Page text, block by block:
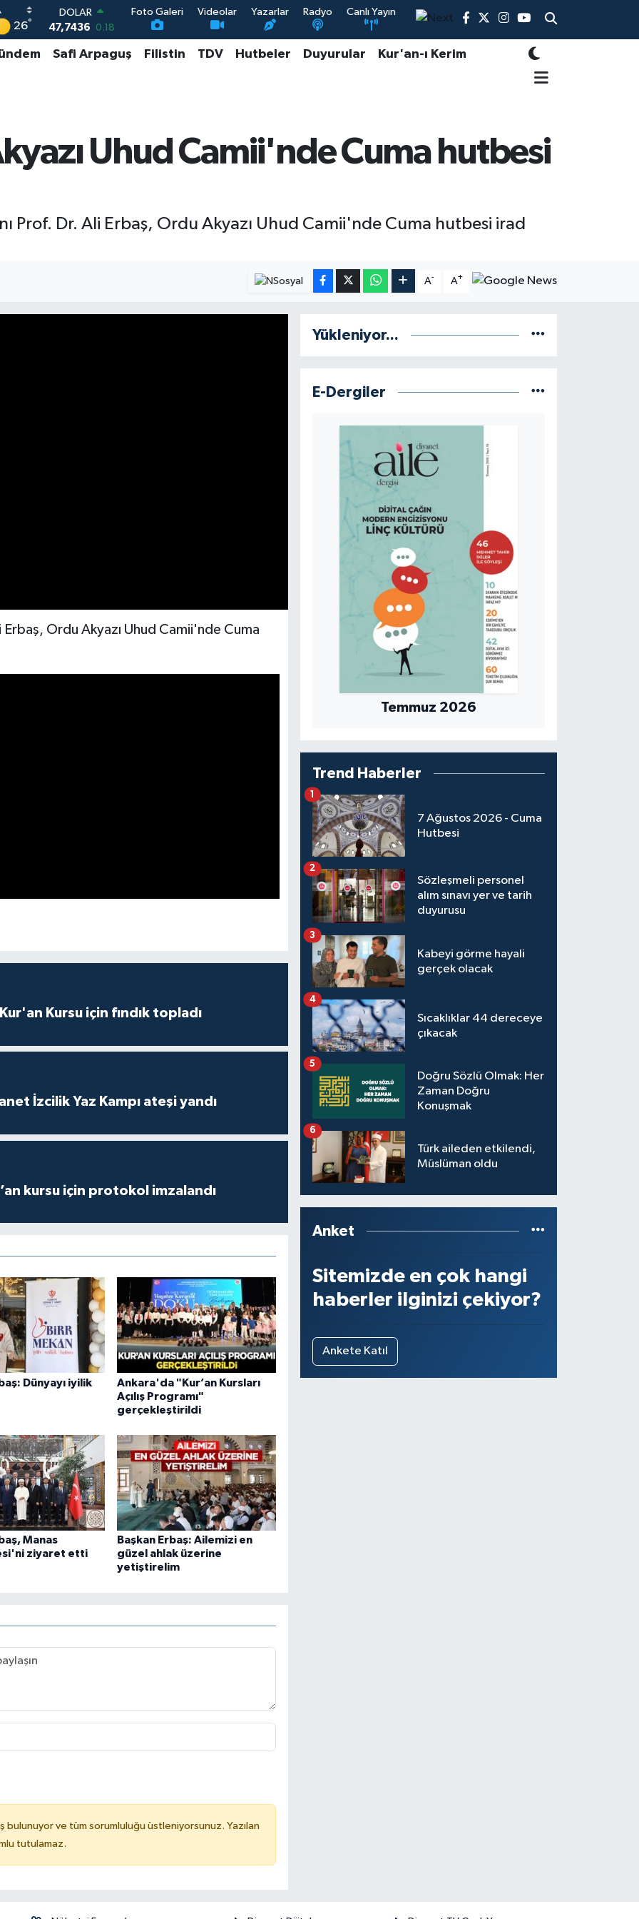
26°
DOLAR
47,7436 0.18
EURO
55,2510 0.32
13.779
Foto Galeri Videolar Yazarlar Radyo Canlı Yayın
Safi Arpaguş Filistin TDV Hutbeler Duyurular Kur'an-ı Kerim
Uhud Camii'nde Cuma hutbesi
Prof. Dr. Ali Erbaş, Ordu Akyazı Uhud Camii'nde Cuma hutbesi irad
A- A+
Ordu Akyazı Uhud Camii'nde Cuma
Kursu için fındık topladı
İzcilik Yaz Kampı ateşi yandı
kursu için protokol imzalandı
Dünyayı iyilik
Ankara'da "Kur’an Kursları
Açılış Programı"
gerçekleştirildi
Manas
ziyaret etti
Başkan Erbaş: Ailemizi en
güzel ahlak üzerine
yetiştirelim
bulunuyor ve tüm sorumluluğu üstleniyorsunuz. Yazılan
tutulamaz.
Yükleniyor...
E-Dergiler
Temmuz 2026
Trend Haberler
7 Ağustos 2026 - Cuma
Hutbesi
1
Sözleşmeli personel
alım sınavı yer ve tarih
duyurusu
2
Kabeyi görme hayali
gerçek olacak
3
Sıcaklıklar 44 dereceye
çıkacak
4
Doğru Sözlü Olmak: Her
Zaman Doğru
Konuşmak
5
Türk aileden etkilendi,
Müslüman oldu
6
Anket
Sitemizde en çok hangi
haberler ilginizi çekiyor?
Ankete Katıl